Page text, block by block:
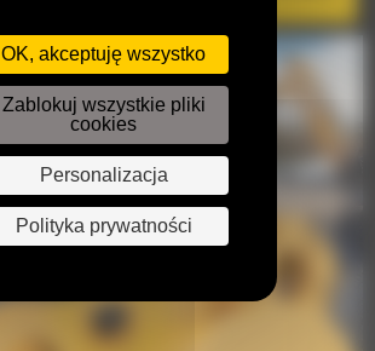
OK, akceptuję wszystko
Zablokuj wszystkie pliki
cookies
Personalizacja
Polityka prywatności